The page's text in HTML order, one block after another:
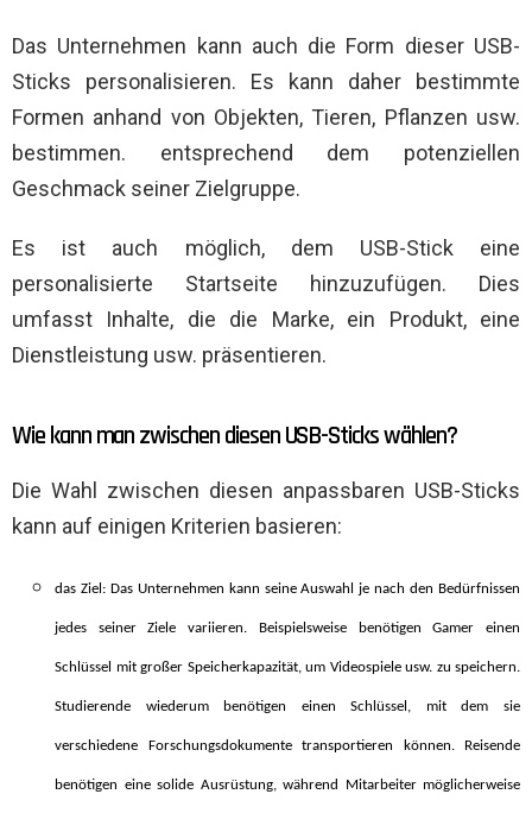
Das Unternehmen kann auch die Form dieser USB-
Sticks personalisieren. Es kann daher bestimmte
Formen anhand von Objekten, Tieren, Pflanzen usw.
bestimmen. entsprechend dem potenziellen
Geschmack seiner Zielgruppe.
Es ist auch möglich, dem USB-Stick eine
personalisierte Startseite hinzuzufügen. Dies
umfasst Inhalte, die die Marke, ein Produkt, eine
Dienstleistung usw. präsentieren.
Wie kann man zwischen diesen USB-Sticks wählen?
Die Wahl zwischen diesen anpassbaren USB-Sticks
kann auf einigen Kriterien basieren:
das Ziel: Das Unternehmen kann seine Auswahl je nach den Bedürfnissen
jedes seiner Ziele variieren. Beispielsweise benötigen Gamer einen
Schlüssel mit großer Speicherkapazität, um Videospiele usw. zu speichern.
Studierende wiederum benötigen einen Schlüssel, mit dem sie
verschiedene Forschungsdokumente transportieren können. Reisende
benötigen eine solide Ausrüstung, während Mitarbeiter möglicherweise